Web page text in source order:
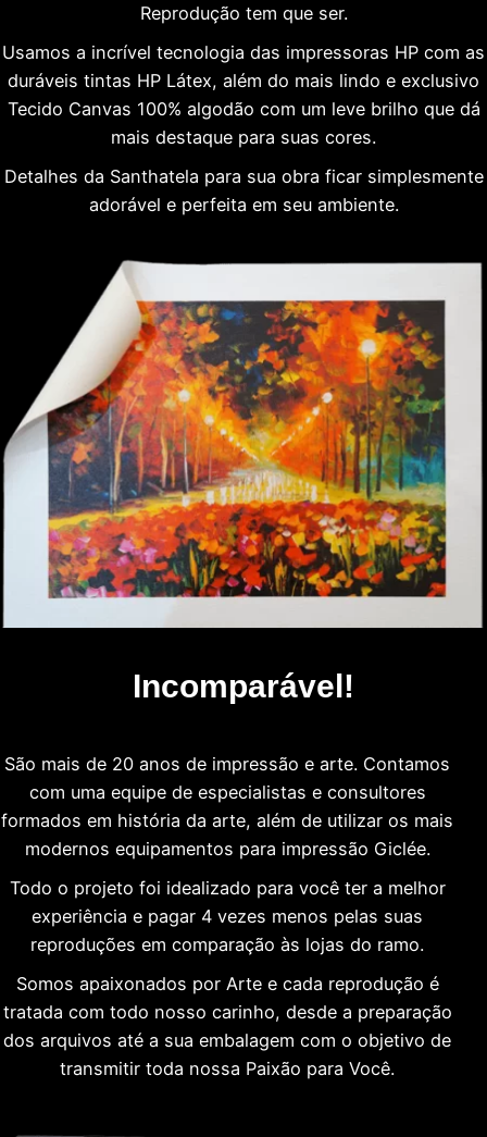
Reprodução tem que ser.
Usamos a incrível tecnologia das impressoras HP com as
duráveis tintas HP Látex, além do mais lindo e exclusivo
Tecido Canvas 100% algodão com um leve brilho que dá
mais destaque para suas cores.
Detalhes da Santhatela para sua obra ficar simplesmente
adorável e perfeita em seu ambiente.
Incomparável!
São mais de 20 anos de impressão e arte. Contamos
com uma equipe de especialistas e consultores
formados em história da arte, além de utilizar os mais
modernos equipamentos para impressão Giclée.
Todo o projeto foi idealizado para você ter a melhor
experiência e pagar 4 vezes menos pelas suas
reproduções em comparação às lojas do ramo.
Somos apaixonados por Arte e cada reprodução é
tratada com todo nosso carinho, desde a preparação
dos arquivos até a sua embalagem com o objetivo de
transmitir toda nossa Paixão para Você.